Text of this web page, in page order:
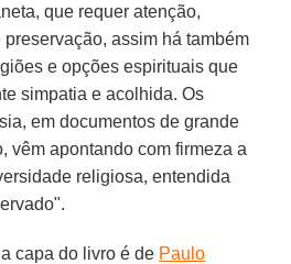
que requer atenção,
assim há também
e opções espirituais que
simpatia e acolhida. Os
em documentos de grande
vêm apontando com firmeza a
religiosa, entendida
capa do livro é de Paulo